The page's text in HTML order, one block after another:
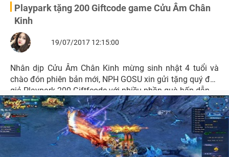
Playpark tặng 200 Giftcode game Cửu Âm Chân
Kinh
19/07/2017 12:15:00
Nhân dịp Cửu Âm Chân Kinh mừng sinh nhật 4 tuổi và
chào đón phiên bản mới, NPH GOSU xin gửi tặng quý độc
giả Playpark 200 Giftfcode với nhiều phần quà hấp dẫn.